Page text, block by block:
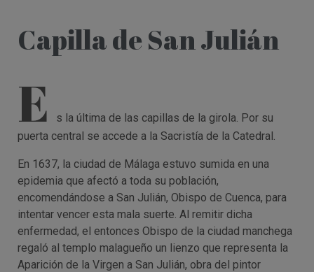
Capilla de San Julián
E
s la última de las capillas de la girola. Por su
puerta central se accede a la Sacristía de la Catedral.
En 1637, la ciudad de Málaga estuvo sumida en una
epidemia que afectó a toda su población,
encomendándose a San Julián, Obispo de Cuenca, para
intentar vencer esta mala suerte. Al remitir dicha
enfermedad, el entonces Obispo de la ciudad manchega
regaló al templo malagueño un lienzo que representa la
Aparición de la Virgen a San Julián, obra del pintor